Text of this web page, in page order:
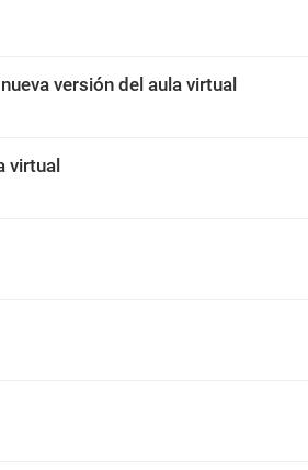
versión del aula virtual
virtual